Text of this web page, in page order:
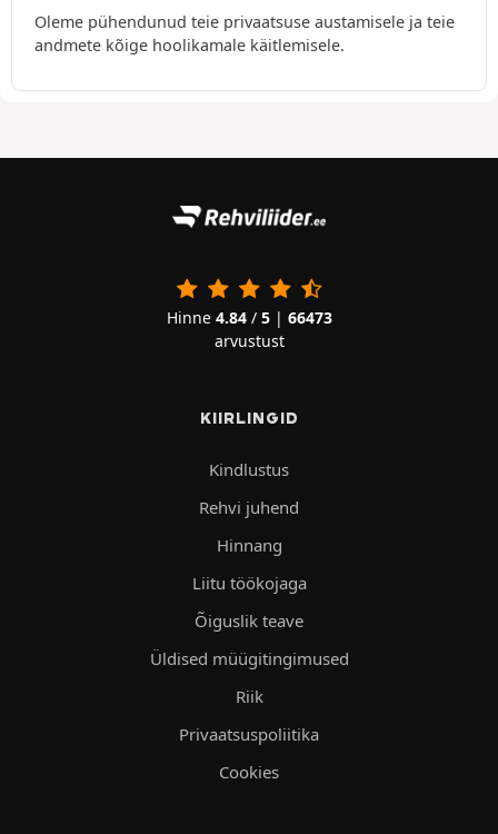
Oleme pühendunud teie privaatsuse austamisele ja teie
andmete kõige hoolikamale käitlemisele.
Hinne 4.84/ 5| 66473
arvustust
KIIRLINGID
Kindlustus
Rehvi juhend
Hinnang
Liitu töökojaga
Õiguslik teave
Üldised müügitingimused
Riik
Privaatsuspoliitika
Cookies